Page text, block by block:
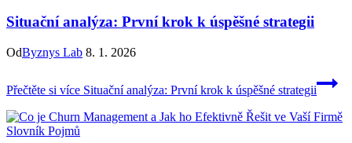
Situační analýza: První krok k úspěšné strategii
OdByznys Lab 8. 1. 2026
Přečtěte si více Situační analýza: První krok k úspěšné strategii
Slovník Pojmů